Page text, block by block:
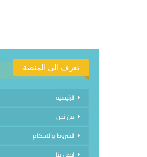
تعرف الى المنصة
الرئيسية
من نحن
الشروط والاحكام
اتصل بنا